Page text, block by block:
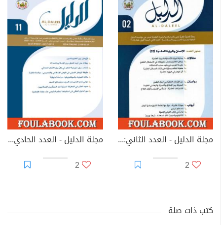
مجلة الدليل - العدد الثاني: الإنسان والرؤية العقدية 2
2
مجلة الدليل - العدد الحادي عشر
2
كتب ذات صلة